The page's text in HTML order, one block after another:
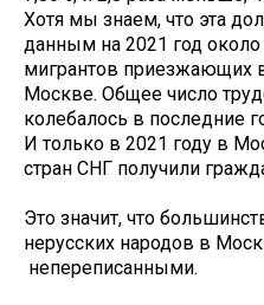
Хотя мы знаем, что эта
данным на 2021 год
мигрантов приезжающих
Москве. Общее число
колебалось в последние
И только в 2021 году в
стран СНГ получили
Это значит, что
нерусских народов в
непереписанными.